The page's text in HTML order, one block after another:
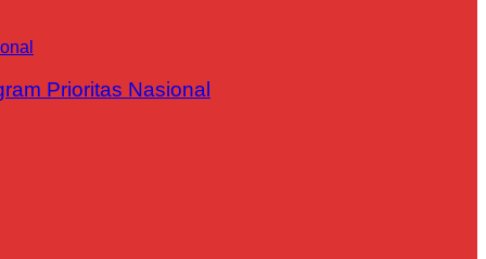
Prioritas Nasional